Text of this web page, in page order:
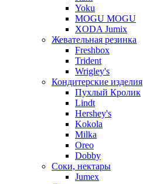
Yoku
MOGU MOGU
XODA Jumix
Жевательная резинка
Freshbox
Trident
Wrigley's
Кондитерские изделия
Пухлый Кролик
Lindt
Hershey's
Kokola
Milka
Oreo
Dobby
Соки, нектары
Jumex